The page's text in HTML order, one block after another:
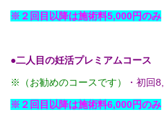
※２回目以降は施術料5,000円のみ
●二人目の妊活プレミアムコース
※（お勧めのコースです）
・初回
※２回目以降は施術料6,000円のみ